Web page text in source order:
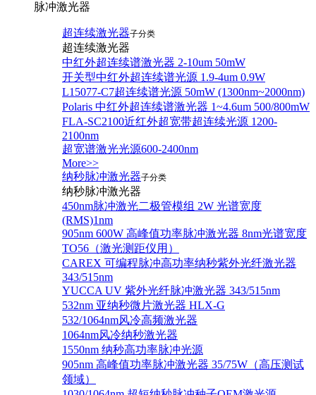
脉冲激光器
超连续激光器子分类
超连续激光器
中红外超连续谱激光器 2-10um 50mW
开关型中红外超连续谱光源 1.9-4um 0.9W
L15077-C7超连续谱光源 50mW (1300nm~2000nm)
Polaris 中红外超连续谱激光器 1~4.6um 500/800mW
FLA-SC2100近红外超宽带超连续光源 1200-
2100nm
超宽谱激光光源600-2400nm
More>>
纳秒脉冲激光器子分类
纳秒脉冲激光器
450nm脉冲激光二极管模组 2W 光谱宽度
(RMS)1nm
905nm 600W 高峰值功率脉冲激光器 8nm光谱宽度
TO56（激光测距仪用）
CAREX 可编程脉冲高功率纳秒紫外光纤激光器
343/515nm
YUCCA UV 紫外光纤脉冲激光器 343/515nm
532nm 亚纳秒微片激光器 HLX-G
532/1064nm风冷高频激光器
1064nm风冷纳秒激光器
1550nm 纳秒高功率脉冲光源
905nm 高峰值功率脉冲激光器 35/75W（高压测试
领域）